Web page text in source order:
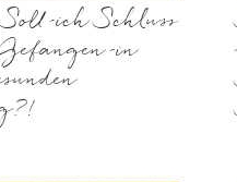
Soll ich Schluss
in